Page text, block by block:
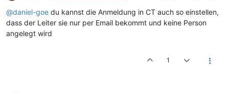
@daniel-goe du kannst die Anmeldung in CT auch so einstellen,
dass der Leiter sie nur per Email bekommt und keine Person
angelegt wird
1